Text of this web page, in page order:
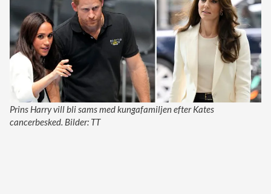
Prins Harry vill bli sams med kungafamiljen efter Kates
cancerbesked. Bilder: TT